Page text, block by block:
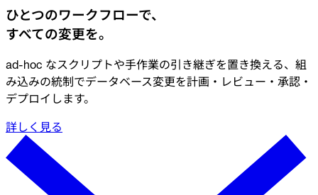
ひとつのワークフローで、
すべての変更を。
ad-hoc なスクリプトや手作業の引き継ぎを置き換える、組
み込みの統制でデータベース変更を計画・レビュー・承認・
デプロイします。
詳しく見る